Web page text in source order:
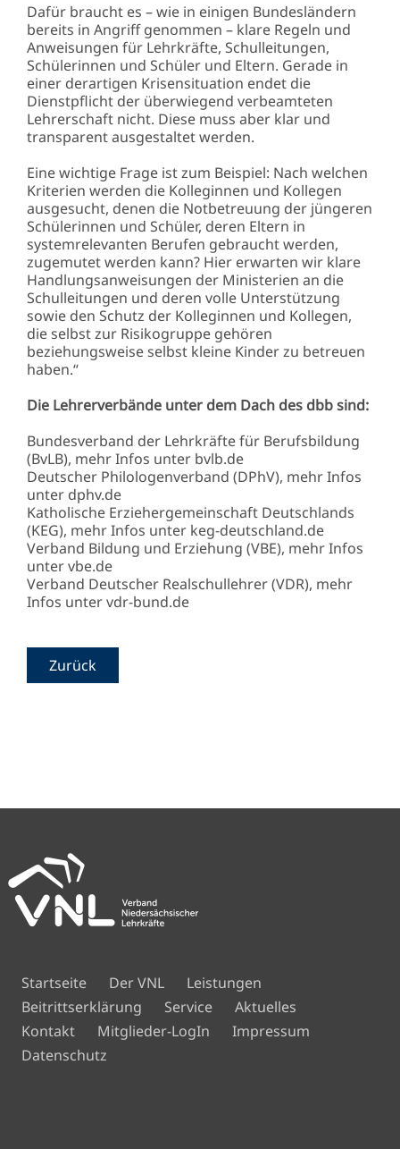
Dafür braucht es – wie in einigen Bundesländern
bereits in Angriff genommen – klare Regeln und
Anweisungen für Lehrkräfte, Schulleitungen,
Schülerinnen und Schüler und Eltern. Gerade in
einer derartigen Krisensituation endet die
Dienstpflicht der überwiegend verbeamteten
Lehrerschaft nicht. Diese muss aber klar und
transparent ausgestaltet werden.
Eine wichtige Frage ist zum Beispiel: Nach welchen
Kriterien werden die Kolleginnen und Kollegen
ausgesucht, denen die Notbetreuung der jüngeren
Schülerinnen und Schüler, deren Eltern in
systemrelevanten Berufen gebraucht werden,
zugemutet werden kann? Hier erwarten wir klare
Handlungsanweisungen der Ministerien an die
Schulleitungen und deren volle Unterstützung
sowie den Schutz der Kolleginnen und Kollegen,
die selbst zur Risikogruppe gehören
beziehungsweise selbst kleine Kinder zu betreuen
haben.“
Die Lehrerverbände unter dem Dach des dbb sind:
Bundesverband der Lehrkräfte für Berufsbildung
(BvLB), mehr Infos unter bvlb.de
Deutscher Philologenverband (DPhV), mehr Infos
unter dphv.de
Katholische Erziehergemeinschaft Deutschlands
(KEG), mehr Infos unter keg-deutschland.de
Verband Bildung und Erziehung (VBE), mehr Infos
unter vbe.de
Verband Deutscher Realschullehrer (VDR), mehr
Infos unter vdr-bund.de
Zurück
Navigation
überspringen
Startseite Der VNL
Leistungen
Beitrittserklärung
Service
Aktuelles
Navigation
überspringen
Kontakt Mitglieder-LogIn
Impressum
Datenschutz